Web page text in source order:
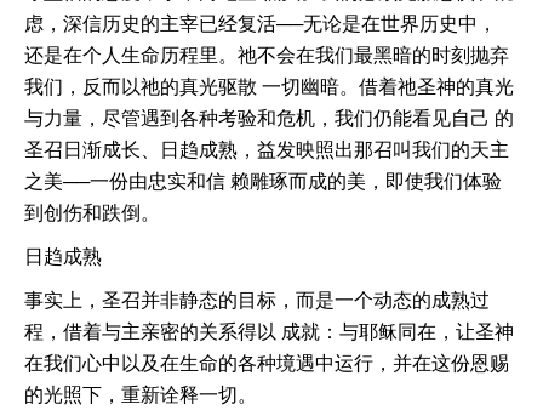
虑，深信历史的主宰已经复活──无论是在世界历史中，
还是在个人生命历程里。祂不会在我们最黑暗的时刻抛弃
我们，反而以祂的真光驱散 一切幽暗。借着祂圣神的真光
与力量，尽管遇到各种考验和危机，我们仍能看见自己 的
圣召日渐成长、日趋成熟，益发映照出那召叫我们的天主
之美──一份由忠实和信 赖雕琢而成的美，即使我们体验
到创伤和跌倒。
日趋成熟
事实上，圣召并非静态的目标，而是一个动态的成熟过
程，借着与主亲密的关系得以 成就：与耶稣同在，让圣神
在我们心中以及在生命的各种境遇中运行，并在这份恩赐
的光照下，重新诠释一切。